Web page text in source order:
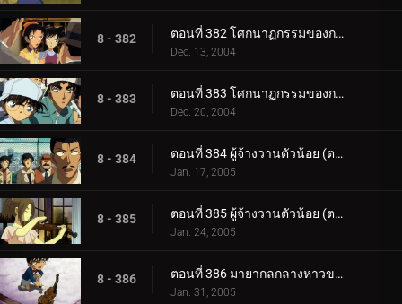
8 - 382 ตอนที่ 382 โศกนาฏกรรมของการแข่งตกปลา (ตอนแรก)
Dec. 13, 2004
8 - 383 ตอนที่ 383 โศกนาฏกรรมของการแข่งตกปลา (ตอนจบ)
Dec. 20, 2004
8 - 384 ตอนที่ 384 ผู้จ้างวานตัวน้อย (ตอนแรก)
Jan. 17, 2005
8 - 385 ตอนที่ 385 ผู้จ้างวานตัวน้อย (ตอนจบ)
Jan. 24, 2005
8 - 386 ตอนที่ 386 มายากลกลางหาวของจอมโจรคิด (ตอนพิเศษ ตอนแรก)
Jan. 31, 2005